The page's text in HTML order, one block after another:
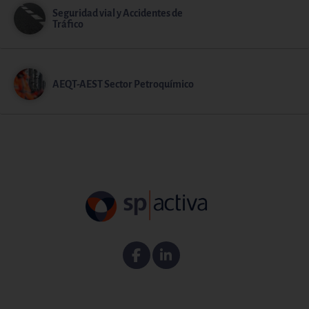
Seguridad vial y Accidentes de
Tráfico
AEQT-AEST Sector Petroquímico
FacebookLinkedin